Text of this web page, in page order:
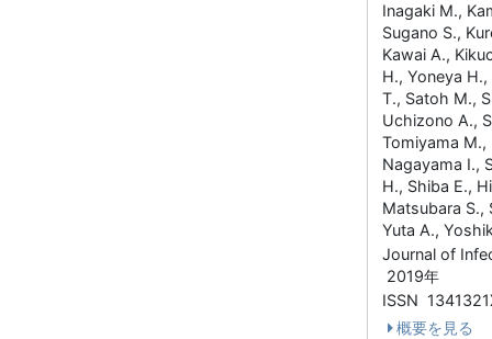
Inagaki M.,
Sugano S.,
Kawai A.,
H., Yoneya
T., Satoh M.,
Uchizono A.,
Tomiyama M.,
Nagayama I.,
H., Shiba E.,
Matsubara S.,
Yuta A.,
Journal of
2019年
ISSN
概要を見る